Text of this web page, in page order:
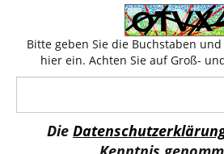
Bitte geben Sie die Buchstaben
hier ein. Achten Sie auf Groß-
Die